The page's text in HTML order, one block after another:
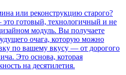
или реконструкцию старого?
готовый, технологичный и не
модуль. Вы получаете
очага, которую можно
по вашему вкусу — от дорогого
Это основа, которая
на десятилетия.